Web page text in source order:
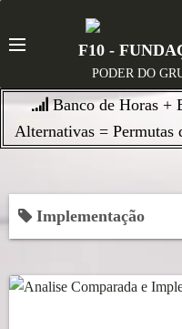
t
c
t
F10 -
PODER DO
Banco de Horas +
Alternativas = Permutas
Implementação